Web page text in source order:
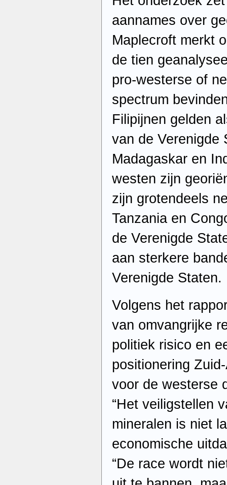
aannames over
Maplecroft merkt
de tien
pro-westerse of
spectrum
Filipijnen gelden
van de Verenigde
Madagaskar en
westen zijn
zijn grotendeels
Tanzania en
de Verenigde
aan sterkere
Verenigde Staten.
Volgens het
van omvangrijke
politiek risico en
positionering
voor de westerse
“Het veiligstellen
mineralen is niet
economische
“De race wordt